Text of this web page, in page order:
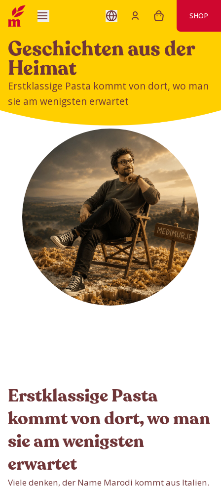
SHOP
Geschichten aus der
Heimat
Erstklassige Pasta kommt von dort, wo man
sie am wenigsten erwartet
Erstklassige Pasta
kommt von dort, wo man
sie am wenigsten
erwartet
Viele denken, der Name Marodi kommt aus Italien.